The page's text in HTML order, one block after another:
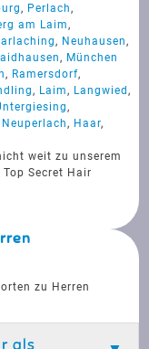
, Perlach,
am Laim,
, Neuhausen,
, München
, Ramersdorf,
, Laim, Langwied,
,
Neuperlach, Haar,
weit zu unserem
Secret Hair
zu Herren
als